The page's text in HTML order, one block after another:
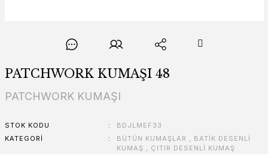
PATCHWORK KUMAŞI 48
PATCHWORK KUMAŞI
STOK KODU
BDJLMEF33
KATEGORI
BÜTÜN KUMAŞLAR , BATİK DESENLİ
KUMAŞ , ÇITIR DESENLİ KUMAŞ